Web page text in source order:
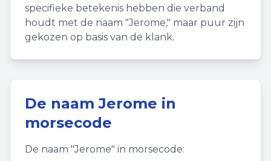
specifieke betekenis hebben die verband
houdt met de naam "Jerome," maar puur zijn
gekozen op basis van de klank.
De naamJerome in
morsecode
De naam "Jerome" in morsecode: